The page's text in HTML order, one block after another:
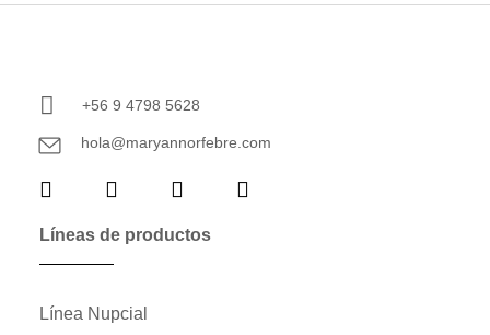
+56 9 4798 5628
hola@maryannorfebre.com
Líneas de productos
Línea Nupcial